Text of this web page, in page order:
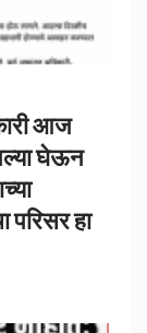
आज
घेऊन
परिसर हा